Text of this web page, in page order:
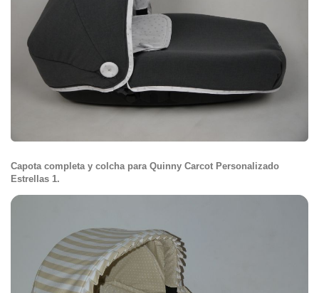
Capota completa y colcha para Quinny Carcot Personalizado
Estrellas 1.